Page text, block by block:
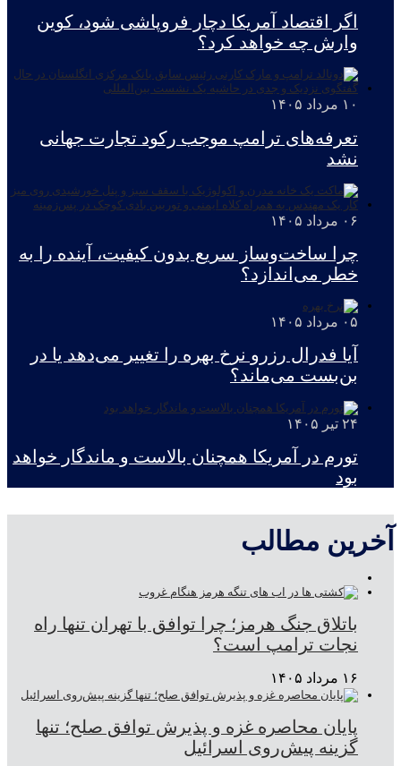
اگر اقتصاد آمریکا دچار فروپاشی شود، کوین
وارش چه خواهد کرد؟
۱۰ مرداد ۱۴۰۵
تعرفه‌های ترامپ موجب رکود تجارت جهانی
نشد
۰۶ مرداد ۱۴۰۵
چرا ساخت‌وساز سریع بدون کیفیت، آینده را به
خطر می‌اندازد؟
۰۵ مرداد ۱۴۰۵
آیا فدرال رزرو نرخ بهره را تغییر می‌دهد یا در
بن‌بست می‌ماند؟
۲۴ تیر ۱۴۰۵
تورم در آمریکا همچنان بالاست و ماندگار خواهد
بود
آخرین مطالب
باتلاق جنگ هرمز؛ چرا توافق با تهران تنها راه
نجات ترامپ است؟
۱۶ مرداد ۱۴۰۵
پایان محاصره غزه و پذیرش توافق صلح؛ تنها
گزینه پیش‌روی اسرائیل